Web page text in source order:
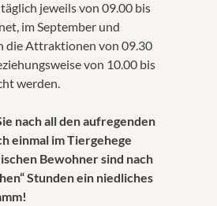
jeweils von 09.00 bis
im September und
die Attraktionen von 09.30
von 10.00 bis
werden.
nach all den aufregenden
einmal im Tiergehege
Bewohner sind nach
Stunden ein niedliches